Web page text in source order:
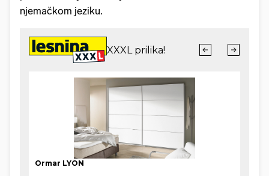
njemačkom jeziku.